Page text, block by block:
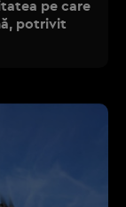
pe care
potrivit